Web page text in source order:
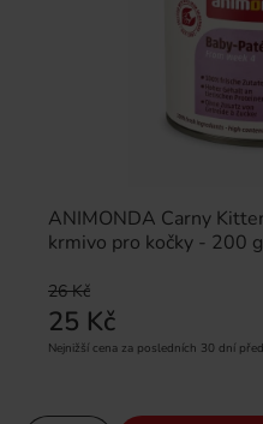
ANIMONDA Carny
krmivo pro kočky - 200 g
26 Kč
25 Kč
Nejnižší cena za posledních 30 dní